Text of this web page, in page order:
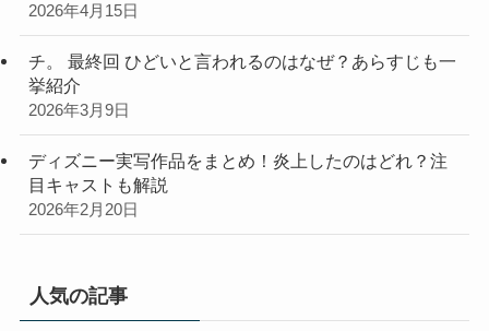
2026年4月15日
チ。 最終回 ひどいと言われるのはなぜ？あらすじも一
挙紹介
2026年3月9日
ディズニー実写作品をまとめ！炎上したのはどれ？注
目キャストも解説
2026年2月20日
人気の記事